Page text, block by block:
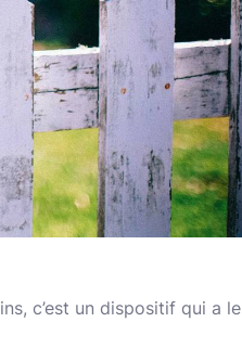
c’est un dispositif qui a le